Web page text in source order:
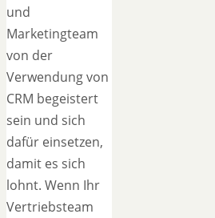
und
Marketingteam
von der
Verwendung von
CRM begeistert
sein und sich
dafür einsetzen,
damit es sich
lohnt. Wenn Ihr
Vertriebsteam